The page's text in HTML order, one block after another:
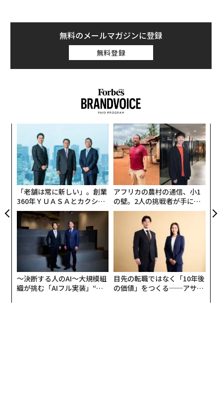
無料のメールマガジンに登録
無料登録
「老舗は常に新しい」。創業
360年ＹＵＡＳＡとカクシン
CEO田尻望が語る、AIを超え
る人の価値
アフリカの農村の通信、小1
の壁。2人の挑戦者が手にし
た「次なる武器」
〜決断する人のAI〜大規模組
織が挑む「AIフル実装」“使
目先の転職ではなく「10年後
の価値」をつくる──アサイ